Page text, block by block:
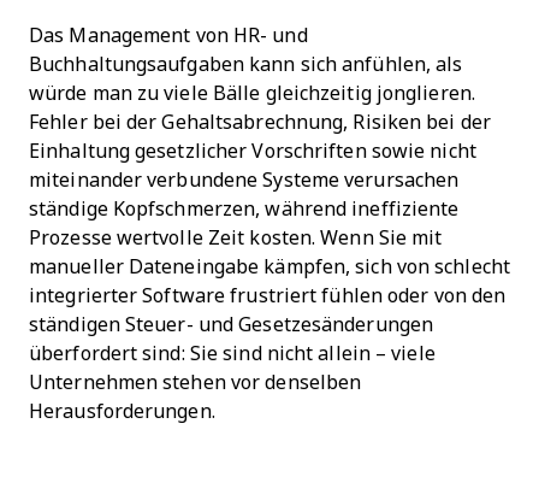
Das Management von HR- und
Buchhaltungsaufgaben kann sich anfühlen, als
würde man zu viele Bälle gleichzeitig jonglieren.
Fehler bei der Gehaltsabrechnung, Risiken bei der
Einhaltung gesetzlicher Vorschriften sowie nicht
miteinander verbundene Systeme verursachen
ständige Kopfschmerzen, während ineffiziente
Prozesse wertvolle Zeit kosten. Wenn Sie mit
manueller Dateneingabe kämpfen, sich von schlecht
integrierter Software frustriert fühlen oder von den
ständigen Steuer- und Gesetzesänderungen
überfordert sind: Sie sind nicht allein – viele
Unternehmen stehen vor denselben
Herausforderungen.